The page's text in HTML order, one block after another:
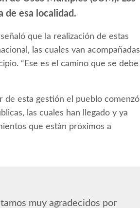
de esa localidad.
que la realización de estas
las cuales van acompañadas
“Ese es el camino que se debe
de esta gestión el pueblo comenzó
las cuales han llegado y ya
que están próximos a
muy agradecidos por